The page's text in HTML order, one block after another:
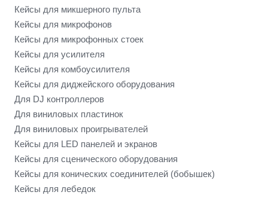
Кейсы для микшерного пульта
Кейсы для микрофонов
Кейсы для микрофонных стоек
Кейсы для усилителя
Кейсы для комбоусилителя
Кейсы для диджейского оборудования
Для DJ контроллеров
Для виниловых пластинок
Для виниловых проигрывателей
Кейсы для LED панелей и экранов
Кейсы для сценического оборудования
Кейсы для конических соединителей (бобышек)
Кейсы для лебедок